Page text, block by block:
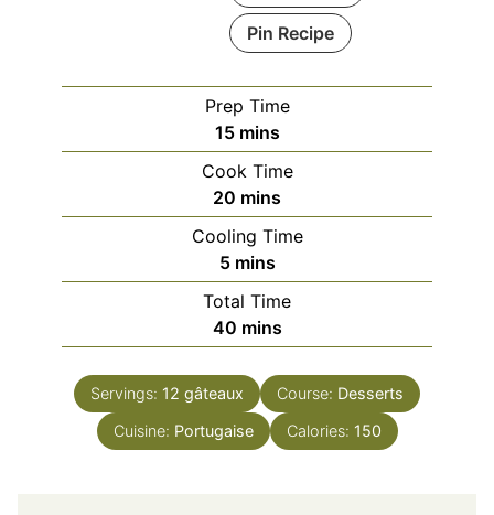
Pin Recipe
Prep Time
15minutes
mins
Cook Time
20 minutes
mins
Cooling Time
5minutes
mins
Total Time
40minutes
mins
Servings: 12 gâteaux Course: Desserts
Cuisine: Portugaise Calories: 150